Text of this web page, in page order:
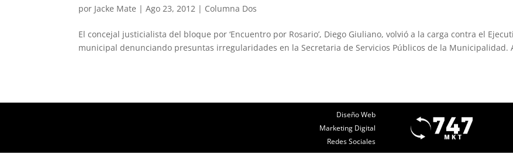
por Jacke Mate |Ago 23, 2012 | Columna Dos
El concejal justicialista del bloque por ‘Encuentro por Rosario’, Diego Giuliano, volvió a la carga contra el
municipal denunciando presuntas irregularidades en la Secretaria de Servicios Públicos de la Municipalidad.
Diseño Web
Marketing Digital
Redes Sociales